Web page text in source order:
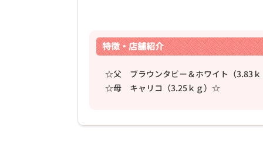
特徴・店舗紹介
☆父 ブラウンタビー＆ホワイト（3.83
☆母 キャリコ（3.25ｋｇ）☆